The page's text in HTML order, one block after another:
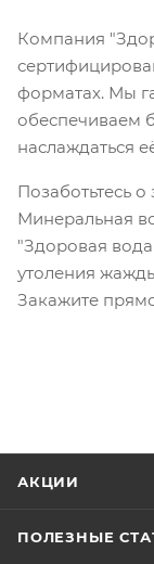
Компания
форматах. Мы
обеспечиваем
наслаждаться
Позаботьтесь
Минеральная
"Здоровая
утоления
Закажите
АКЦИИ
ПОЛЕЗНЫЕ